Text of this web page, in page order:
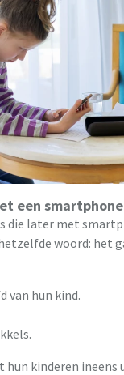
een
die later met
woord: het
van hun kind.
kinderen ineens